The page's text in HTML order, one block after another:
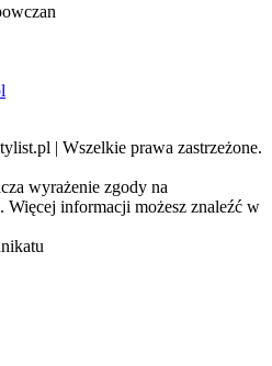
| Wszelkie prawa zastrzeżone.
wyrażenie zgody na
informacji możesz znaleźć w